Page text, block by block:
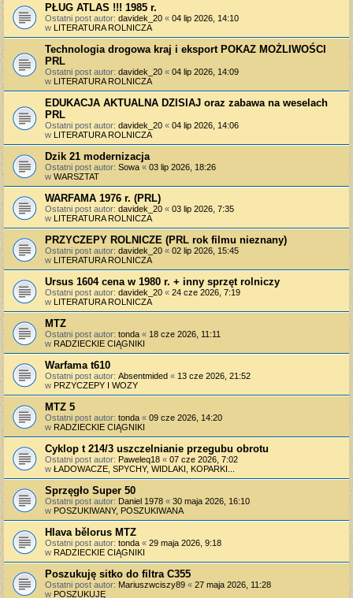
PŁUG ATLAS !!! 1985 r.
Ostatni post autor: davidek_20 « 04 lip 2026, 14:10
w LITERATURA ROLNICZA
Technologia drogowa kraj i eksport POKAZ MOŻLIWOŚCI
PRL
Ostatni post autor: davidek_20 « 04 lip 2026, 14:09
w LITERATURA ROLNICZA
EDUKACJA AKTUALNA DZISIAJ oraz zabawa na weselach
PRL
Ostatni post autor: davidek_20 « 04 lip 2026, 14:06
w LITERATURA ROLNICZA
Dzik 21 modernizacja
Ostatni post autor: Sowa « 03 lip 2026, 18:26
w WARSZTAT
WARFAMA 1976 r. (PRL)
Ostatni post autor: davidek_20 « 03 lip 2026, 7:35
w LITERATURA ROLNICZA
PRZYCZEPY ROLNICZE (PRL rok filmu nieznany)
Ostatni post autor: davidek_20 « 02 lip 2026, 15:45
w LITERATURA ROLNICZA
Ursus 1604 cena w 1980 r. + inny sprzęt rolniczy
Ostatni post autor: davidek_20 « 24 cze 2026, 7:19
w LITERATURA ROLNICZA
MTZ
Ostatni post autor: tonda « 18 cze 2026, 11:11
w RADZIECKIE CIĄGNIKI
Warfama t610
Ostatni post autor: Absentmided « 13 cze 2026, 21:52
w PRZYCZEPY I WOZY
MTZ 5
Ostatni post autor: tonda « 09 cze 2026, 14:20
w RADZIECKIE CIĄGNIKI
Cyklop t 214/3 uszczelnianie przegubu obrotu
Ostatni post autor: Paweleq18 « 07 cze 2026, 7:02
w ŁADOWACZE, SPYCHY, WIDLAKI, KOPARKI...
Sprzęgło Super 50
Ostatni post autor: Daniel 1978 « 30 maja 2026, 16:10
w POSZUKIWANY, POSZUKIWANA
Hlava bělorus MTZ
Ostatni post autor: tonda « 29 maja 2026, 9:18
w RADZIECKIE CIĄGNIKI
Poszukuję sitko do filtra C355
Ostatni post autor: Mariuszwciszy89 « 27 maja 2026, 11:28
w POSZUKUJĘ